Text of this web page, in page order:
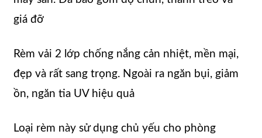
giá đỡ
Rèm vải 2 lớp chống nắng cản nhiệt, mền mại,
đẹp và rất sang trọng. Ngoài ra ngăn bụi, giảm
ồn, ngăn tia UV hiệu quả
Loại rèm này sử dụng chủ yếu cho phòng